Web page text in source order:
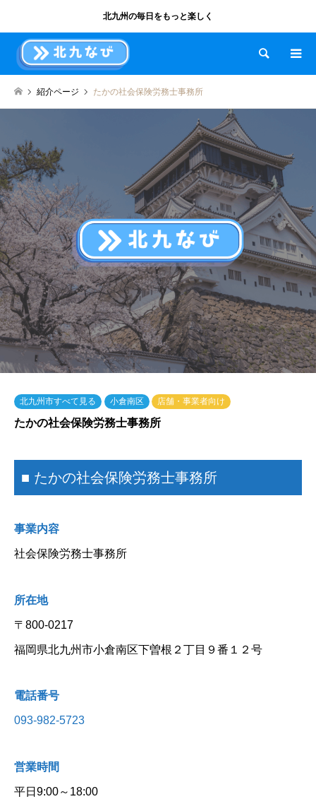
北九州の毎日をもっと楽しく
検索
紹介ページ たかの社会保険労務士事務所
北九州市すべて見る 小倉南区 店舗・事業者向け
たかの社会保険労務士事務所
■ たかの社会保険労務士事務所
事業内容
社会保険労務士事務所
所在地
〒800-0217
福岡県北九州市小倉南区下曽根２丁目９番１２号
電話番号
093-982-5723
営業時間
平日9:00～18:00